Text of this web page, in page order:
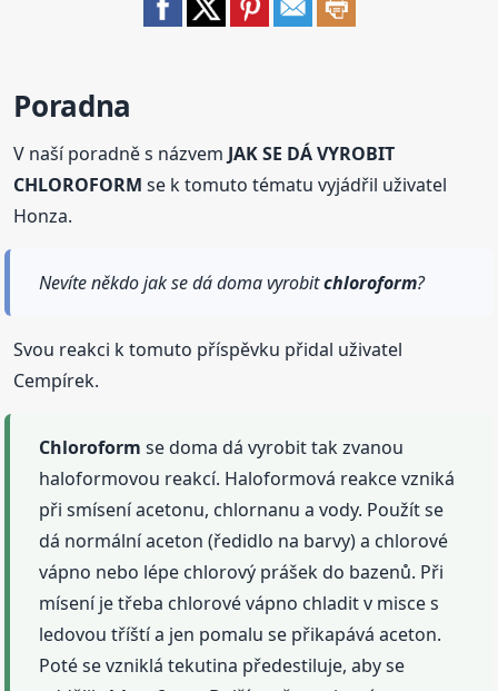
Poradna
V naší poradně s názvem JAK SE DÁ VYROBIT
CHLOROFORM se k tomuto tématu vyjádřil uživatel
Honza.
Nevíte někdo jak se dá doma vyrobitchloroform?
Svou reakci k tomuto příspěvku přidal uživatel
Cempírek.
Chloroform se doma dá vyrobit tak zvanou
haloformovou reakcí. Haloformová reakce vzniká
při smísení acetonu, chlornanu a vody. Použít se
dá normální aceton (ředidlo na barvy) a chlorové
vápno nebo lépe chlorový prášek do bazenů. Při
mísení je třeba chlorové vápno chladit v misce s
ledovou tříští a jen pomalu se přikapává aceton.
Poté se vzniklá tekutina předestiluje, aby se